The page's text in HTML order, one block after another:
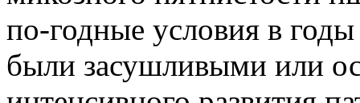
по-годные условия в
были засушливыми или